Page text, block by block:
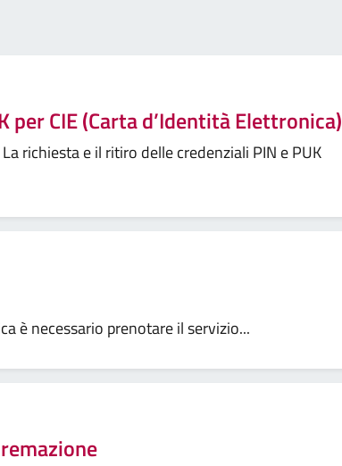
per CIE (Carta d’Identità Elettronica)
richiesta e il ritiro delle credenziali PIN e PUK
è necessario prenotare il servizio...